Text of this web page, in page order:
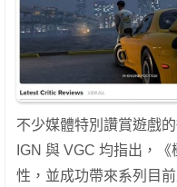
不少媒體特別讚賞遊戲
IGN 與 VGC 均指出，
性，並成功帶來系列目